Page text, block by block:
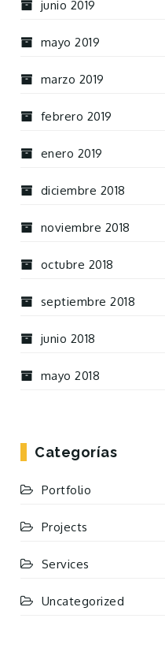
junio 2019
mayo 2019
marzo 2019
febrero 2019
enero 2019
diciembre 2018
noviembre 2018
octubre 2018
septiembre 2018
junio 2018
mayo 2018
Categorías
Portfolio
Projects
Services
Uncategorized